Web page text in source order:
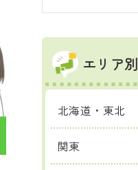
エリア別
北海道・東北
関東